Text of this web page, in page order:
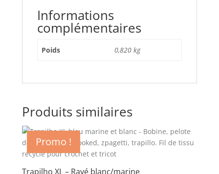
Informations
complémentaires
Poids 0,820 kg
Produits similaires
Promo !
Trapilho XL – Rayé blanc/marine